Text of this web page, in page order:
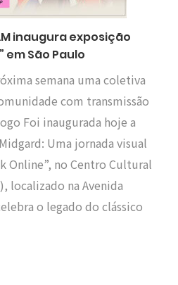
inaugura exposição
em São Paulo
semana uma coletiva
com transmissão
Foi inaugurada hoje a
Uma jornada visual
Online”, no Centro Cultural
localizado na Avenida
o legado do clássico